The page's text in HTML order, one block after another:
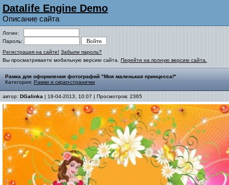
Datalife Engine Demo
Описание сайта
Логин:
Пароль:
Регистрация на сайте! Забыли пароль?
Вы просматриваете мобильную версию сайта. Перейти на полную версию сайта.
Рамка для оформления фотографий "Моя маленькая принцесса!"
Категория: Рамки и скрап-странички
автор: DGalinka | 18-04-2013, 10:07 | Просмотров: 2365